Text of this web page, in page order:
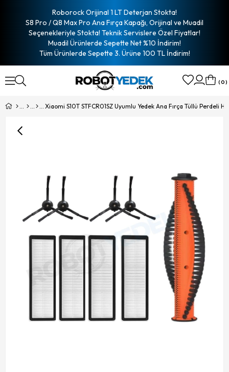
Roborock Orijinal 1 LT Deterjan Stokta!
S8 Pro / Q8 Max Pro Ana Fırça Kapağı, Orijinal ve Muadil
Seçenekleriyle Stokta! Teknik Servislere Özel Fiyatlar!
Muadil Ürünlerde Sepette Net %10 İndirim!
Tüm Ürünlerde Sepette 3. Ürüne 100 TL İndirim!
0